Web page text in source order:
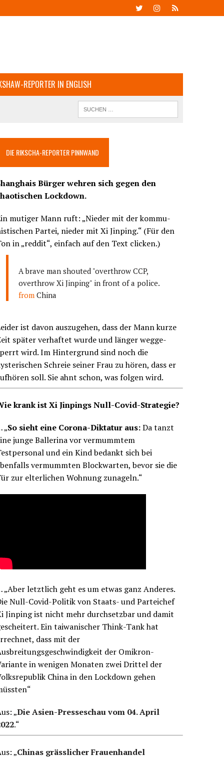
REPORTER IN ENGLISH
DIE RIKSCHA-REPORTER PINNWAND
Bürger wehren sich gegen den
Lockdown.
mutiger Mann ruft: „Nieder mit der kommu-
Partei, nieder mit Xi Jinping.“ (Für den
in „reddit“, einfach auf den Text clicken.)
A brave man shouted "overthrow CCP,
overthrow Xi Jinping" in front of a police.
fromChina
ist davon auszugehen, dass der Mann kurze
später verhaftet wurde und länger wegge-
wird. Im Hintergrund sind noch die
Schreie seiner Frau zu hören, dass er
soll. Sie ahnt schon, was folgen wird.
krank ist Xi Jinpings Null-Covid-Strategie?
„So sieht eine Corona-Diktatur aus:Da tanzt
junge Ballerina vor vermummtem
und ein Kind bedankt sich bei
vermummten Blockwarten, bevor sie die
zur elterlichen Wohnung zunageln.“
„Aber letztlich geht es um etwas ganz Anderes.
Null-Covid-Politik von Staats- und Parteichef
Jinping ist nicht mehr durchsetzbar und damit
Ein taiwanischer Think-Tank hat
dass mit der
der Omikron-
in wenigen Monaten zwei Drittel der
China in den Lockdown gehen
„Die Asien-Presseschau vom 04. April
.“
„Chinas grässlicher Frauenhandel